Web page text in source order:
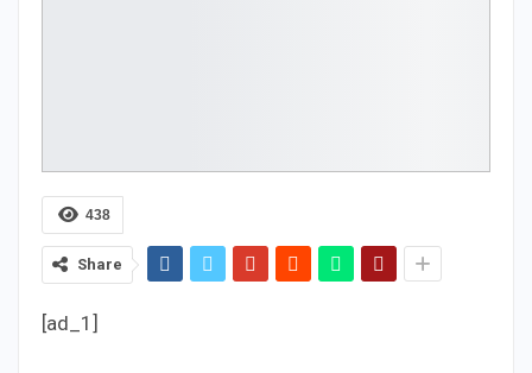
438
Share
[ad_1]